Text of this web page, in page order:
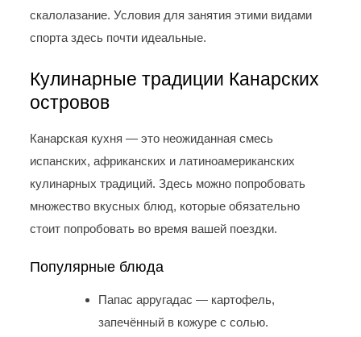
скалолазание. Условия для занятия этими видами
спорта здесь почти идеальные.
Кулинарные традиции Канарских
островов
Канарская кухня — это неожиданная смесь
испанских, африканских и латиноамериканских
кулинарных традиций. Здесь можно попробовать
множество вкусных блюд, которые обязательно
стоит попробовать во время вашей поездки.
Популярные блюда
Папас арругадас — картофель,
запечённый в кожуре с солью.